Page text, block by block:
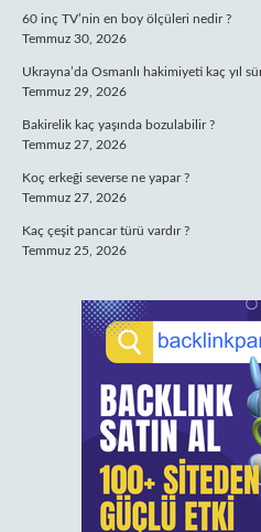
60 inç TV’nin en boy ölçüleri nedir ?
Temmuz 30, 2026
Ukrayna’da Osmanlı hakimiyeti kaç yıl
Temmuz 29, 2026
Bakirelik kaç yaşında bozulabilir ?
Temmuz 27, 2026
Koç erkeği severse ne yapar ?
Temmuz 27, 2026
Kaç çeşit pancar türü vardır ?
Temmuz 25, 2026